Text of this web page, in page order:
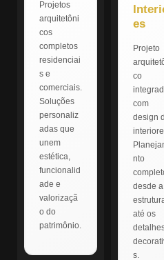
Projetos
arquitetôni
cos
completos
residenciai
s e
comerciais.
Soluções
personaliz
adas que
unem
estética,
funcionalid
ade e
valorizaçã
o do
patrimônio.
es
Projeto
co
com
design
nto
desde a
até os
s.